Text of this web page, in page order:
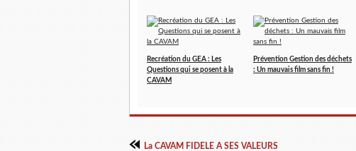
Recréation du GEA : Les
Questions qui se posent à la
CAVAM
Prévention Gestion des déchets
: Un mauvais film sans fin !
La CAVAM FIDELE A SES VALEURS